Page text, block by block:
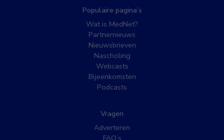
Populaire pagina’s
Wat is MedNet?
Partnernieuws
Nieuwsbrieven
Nascholing
Webcasts
Bijeenkomsten
Podcasts
Vragen
Adverteren
FAQ’s